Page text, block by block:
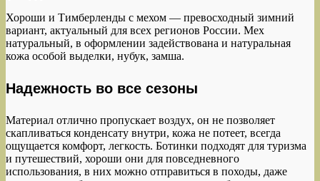
Хороши и Тимберленды с мехом — превосходный зимний
вариант, актуальный для всех регионов России. Мех
натуральный, в оформлении задействована и натуральная
кожа особой выделки, нубук, замша.
Надежность во все сезоны
Материал отлично пропускает воздух, он не позволяет
скапливаться конденсату внутри, кожа не потеет, всегда
ощущается комфорт, легкость. Ботинки подходят для туризма
и путешествий, хороши они для повседневного
использования, в них можно отправиться в походы, даже